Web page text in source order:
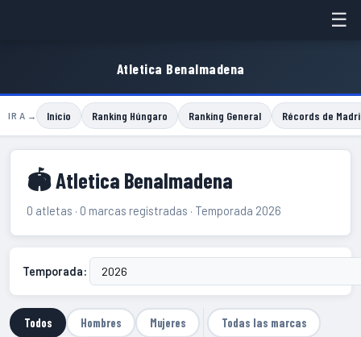
☰
Atletica Benalmadena
IR A → Inicio Ranking Húngaro Ranking General Récords de
🏟 Atletica Benalmadena
0 atletas · 0 marcas registradas · Temporada 2026
Temporada:
Todos Hombres Mujeres Todas las marcas